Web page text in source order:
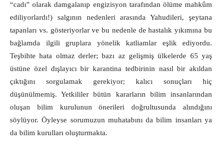
“cadı” olarak damgalanıp engizisyon tarafından ölüme mahkûm
ediliyorlardı!) salgının nedenleri arasında Yahudileri, şeytana
tapanları vs. gösteriyorlar ve bu nedenle de hastalık yıkımına bu
bağlamda ilgili gruplara yönelik katliamlar eşlik ediyordu.
Teşbihte hata olmaz derler; bazı az gelişmiş ülkelerde 65 yaş
üstüne özel dışlayıcı bir karantina tedbirinin nasıl bir akıldan
çıktığını sorgulamak gerekiyor; kalıcı sonuçları hiç
düşünülmemiş. Yetkililer bütün kararların bilim insanlarından
oluşan bilim kurulunun önerileri doğrultusunda alındığını
söylüyor. Öyleyse sorumuzun muhatabını da bilim insanları ya
da bilim kurulları oluşturmakta.